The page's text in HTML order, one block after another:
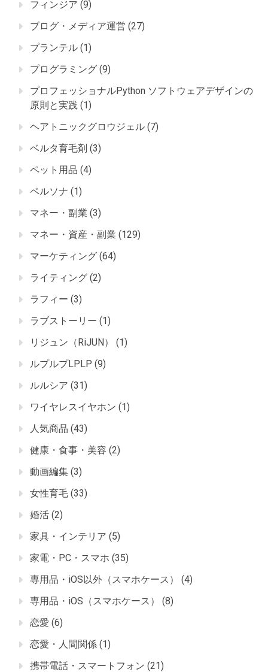
フィンジア (9)
ブログ・メディア運営 (27)
プランテル (1)
プログラミング (9)
プロフェッショナルPython ソフトウェアデザインの
原則と実践 (1)
ヘアトニックグロウジェル (7)
ベルタ育毛剤 (3)
ペット用品 (4)
ペルソナ (1)
マネー・副業 (3)
マネー・資産・副業 (129)
マーケティング (64)
ライティング (2)
ラフィー (3)
ラブストーリー (1)
リジュン（RiJUN）
(1)
ルプルプLPLP (9)
ルルシア (31)
ワイヤレスイヤホン (1)
人気商品 (43)
健康・食事・美容 (2)
動画編集 (3)
女性育毛 (33)
婚活 (2)
家具・インテリア (5)
家電・PC・スマホ (35)
専用品・iOS以外（スマホケース）
(4)
専用品・iOS（スマホケース）
(8)
恋愛 (6)
恋愛・人間関係 (1)
携帯電話・スマートフォン (21)